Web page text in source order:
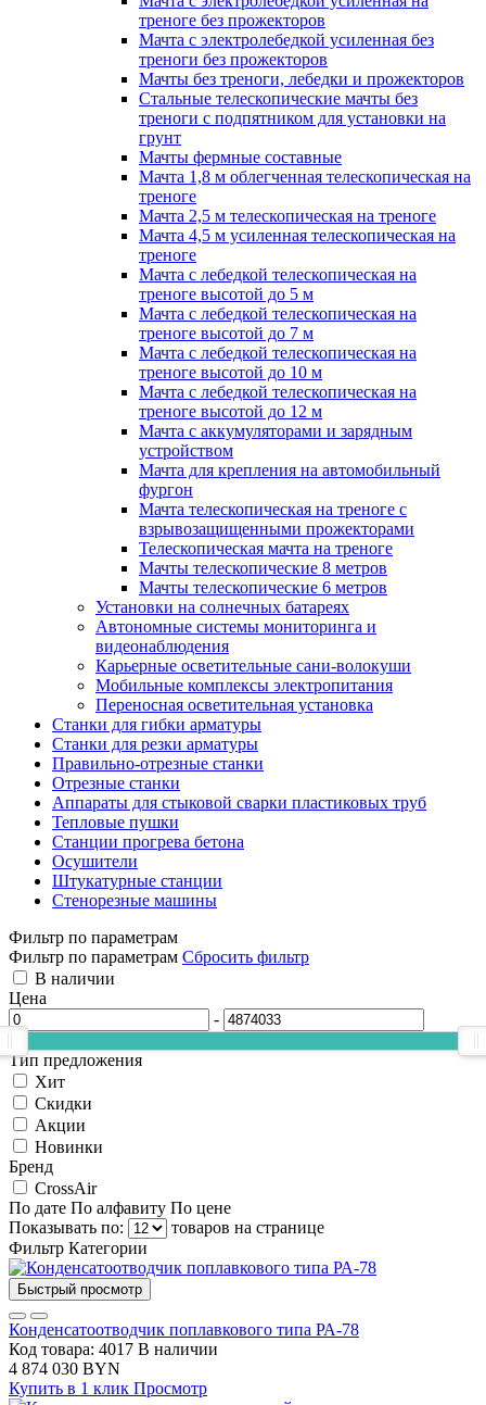
треноге без прожекторов
Мачта с электролебедкой усиленная без
треноги без прожекторов
Мачты без треноги, лебедки и прожекторов
Стальные телескопические мачты без
треноги с подпятником для установки на
грунт
Мачты фермные составные
Мачта 1,8 м облегченная телескопическая на
треноге
Мачта 2,5 м телескопическая на треноге
Мачта 4,5 м усиленная телескопическая на
треноге
Мачта с лебедкой телескопическая на
треноге высотой до 5 м
Мачта с лебедкой телескопическая на
треноге высотой до 7 м
Мачта с лебедкой телескопическая на
треноге высотой до 10 м
Мачта с лебедкой телескопическая на
треноге высотой до 12 м
Мачта с аккумуляторами и зарядным
устройством
Мачта для крепления на автомобильный
фургон
Мачта телескопическая на треноге с
взрывозащищенными прожекторами
Телескопическая мачта на треноге
Мачты телескопические 8 метров
Мачты телескопические 6 метров
Установки на солнечных батареях
Автономные системы мониторинга и
видеонаблюдения
Карьерные осветительные сани-волокуши
Мобильные комплексы электропитания
Переносная осветительная установка
Станки для гибки арматуры
Станки для резки арматуры
Правильно-отрезные станки
Отрезные станки
Аппараты для стыковой сварки пластиковых труб
Тепловые пушки
Станции прогрева бетона
Осушители
Штукатурные станции
Стенорезные машины
Фильтр по параметрам
Фильтр по параметрам Сбросить фильтр
В наличии
Цена
-
Тип предложения
Хит
Скидки
Акции
Новинки
Бренд
CrossAir
По дате По алфавиту По цене
Показывать по:
товаров на странице
Фильтр Категории
Быстрый просмотр
Конденсатоотводчик поплавкового типа РА-78
Код товара: 4017 В наличии
4 874 030 BYN
Купить в 1 клик Просмотр